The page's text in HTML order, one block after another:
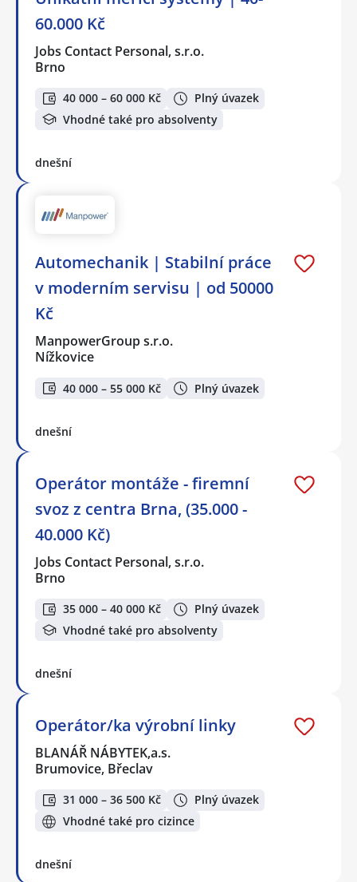
60.000 Kč
Jobs Contact Personal, s.r.o.
Brno
40 000 – 60 000 Kč
Plný úvazek
Vhodné také pro absolventy
dnešní
Automechanik | Stabilní práce
v moderním servisu | od 50000
Kč
ManpowerGroup s.r.o.
Nížkovice
40 000 – 55 000 Kč Plný úvazek
dnešní
Operátor montáže - firemní
svoz z centra Brna, (35.000 -
40.000 Kč)
Jobs Contact Personal, s.r.o.
Brno
35 000 – 40 000 Kč
Plný úvazek
Vhodné také pro absolventy
dnešní
Operátor/ka výrobní linky
BLANÁŘ NÁBYTEK,a.s.
Brumovice, Břeclav
31 000 – 36 500 Kč
Plný úvazek
Vhodné také pro cizince
dnešní